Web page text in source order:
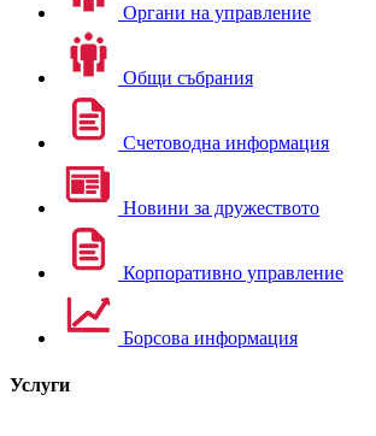
Органи на управление
Общи събрания
Счетоводна информация
Новини за дружеството
Корпоративно управление
Борсова информация
Услуги